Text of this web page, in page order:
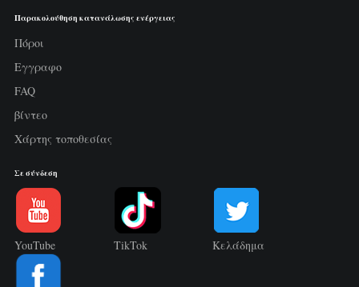
Παρακολούθηση κατανάλωσης ενέργειας
Πόροι
Εγγραφο
FAQ
βίντεο
Χάρτης τοποθεσίας
Σε σύνδεση
YouTube TikTok Κελάδημα